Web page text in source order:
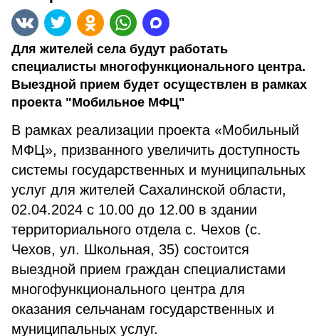
Для жителей села будут работать
специалисты многофункционального центра.
Выездной прием будет осуществлен в рамках
проекта "Мобильное МФЦ"
В рамках реализации проекта «Мобильный
МФЦ», призванного увеличить доступность
системы государственных и муниципальных
услуг для жителей Сахалинской области,
02.04.2024 с 10.00 до 12.00 в здании
территориального отдела с. Чехов (с.
Чехов, ул. Школьная, 35) состоится
выездной прием граждан специалистами
многофункционального центра для
оказания сельчанам государственных и
муниципальных услуг.